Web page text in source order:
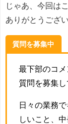
じゃあ、今回は
ありがとうござ
質問を募集中
最下部のコ
質問を募集し
日々の業務
しいこと、